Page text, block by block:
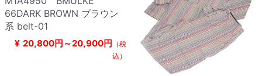
66DARK BROWN ブラウン
系 belt-01
¥ 20,800円～20,900円 （税
込）